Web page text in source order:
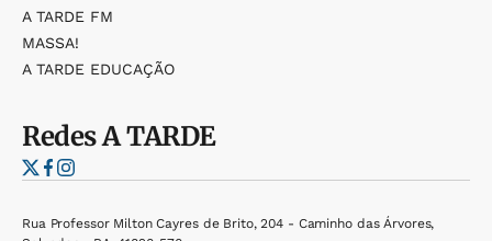
A TARDE FM
MASSA!
A TARDE EDUCAÇÃO
RedesA TARDE
Rua Professor Milton Cayres de Brito, 204 - Caminho das Árvores,